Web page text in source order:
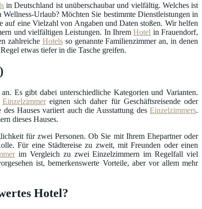
in Deutschland ist unüberschaubar und vielfältig. Welches ist
Urlaub? Möchten Sie bestimmte Dienstleistungen in
auf eine Vielzahl von Angaben und Daten stoßen. Wir helfen
und vielfältigen Leistungen. In IhremHotel in Frauendorf,
zahlreiche Hotelsso genannte Familienzimmer an, in denen
etwas tiefer in die Tasche greifen.
Es gibt dabei unterschiedliche Kategorien und Varianten.
Einzelzimmereignen sich daher für Geschäftsreisende oder
Hauses variiert auch die Ausstattung des Einzelzimmers.
dieses Hauses.
für zwei Personen. Ob Sie mit Ihrem Ehepartner oder
Für eine Städtereise zu zweit, mit Freunden oder einen
im Vergleich zu zwei Einzelzimmern im Regelfall viel
ist, bemerkenswerte Vorteile, aber vor allem mehr
Hotel?